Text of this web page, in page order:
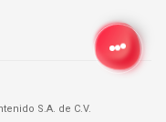
S.A. de C.V.